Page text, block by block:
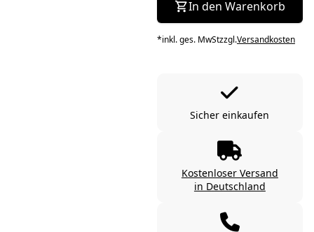
In den Warenkorb
*inkl. ges. MwStzzgl.Versandkosten
Sicher einkaufen
Kostenloser Versand
in Deutschland